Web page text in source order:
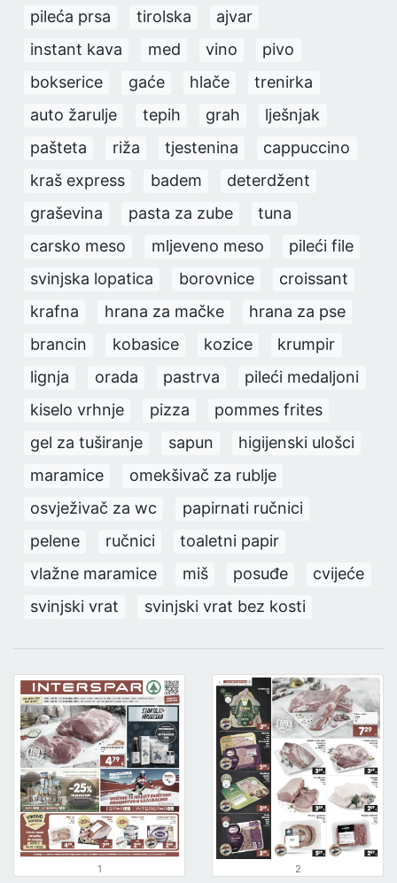
pileća prsa
tirolska
ajvar
instant kava
med vino
pivo
bokserice
gaće hlače
trenirka
auto žarulje
tepih grah
lješnjak
pašteta
riža tjestenina
cappuccino
kraš express
badem
deterdžent
graševina
pasta za zube
tuna
carsko meso
mljeveno meso
pileći file
svinjska lopatica
borovnice
croissant
krafna
hrana za mačke
hrana za pse
brancin
kobasice kozice
krumpir
lignja
orada pastrva
pileći medaljoni
kiselo vrhnje
pizza
pommes frites
gel za tuširanje
sapun
higijenski ulošci
maramice
omekšivač za rublje
osvježivač za wc
papirnati ručnici
pelene
ručnici
toaletni papir
vlažne maramice
miš posuđe
cvijeće
svinjski vrat
svinjski vrat bez kosti
1 2